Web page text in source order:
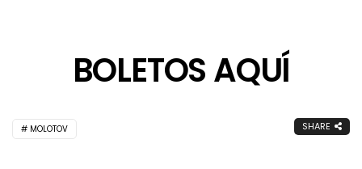
BOLETOS AQUÍ
MOLOTOV SHARE